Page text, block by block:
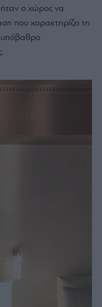
ήταν ο χώρος να
που χαρακτηρίζει τη
υπόβαθρο